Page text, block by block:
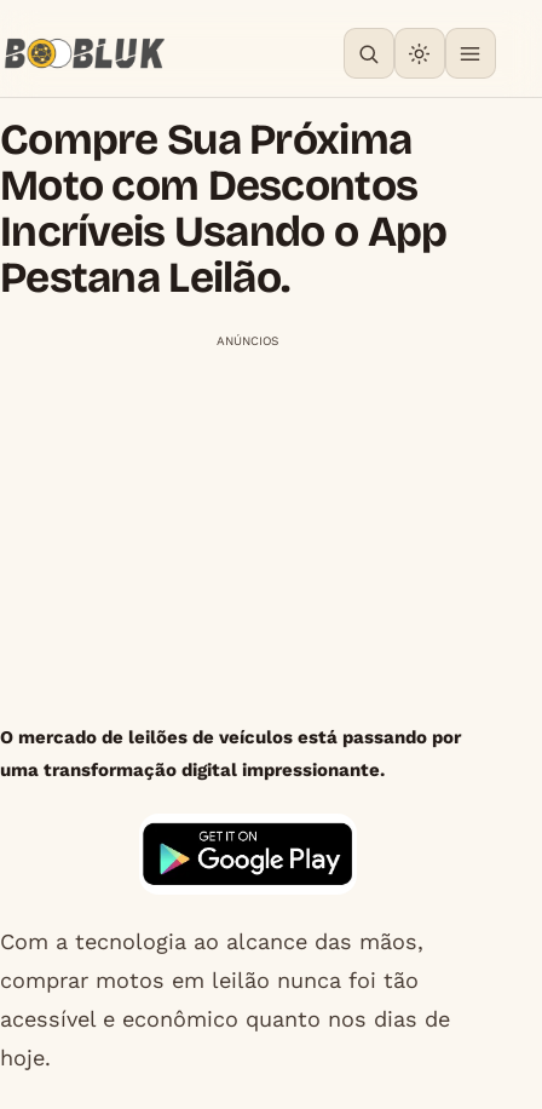
Compre Sua Próxima
Moto com Descontos
Incríveis Usando o App
Pestana Leilão.
ANÚNCIOS
O mercado de leilões de veículos está passando por
uma transformação digital impressionante.
Com a tecnologia ao alcance das mãos,
comprar motos em leilão nunca foi tão
acessível e econômico quanto nos dias de
hoje.